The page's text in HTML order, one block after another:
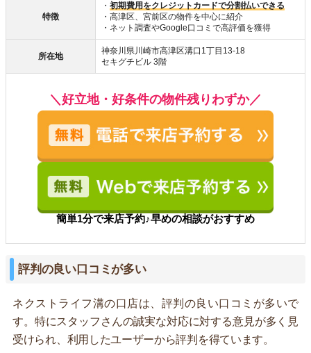
特徴
・ 初期費用をクレジットカードで分割払いできる
・高津区、宮前区の物件を中心に紹介
・ネット調査やGoogle口コミで高評価を獲得
所在地
神奈川県川崎市高津区溝口1丁目13-18
セキグチビル 3階
＼好立地・好条件の物件残りわずか／
簡単1分で来店予約♪早めの相談がおすすめ
評判の良い口コミが多い
ネクストライフ溝の口店は、評判の良い口コミが多いで
す。特にスタッフさんの誠実な対応に対する意見が多く見
受けられ、利用したユーザーから評判を得ています。